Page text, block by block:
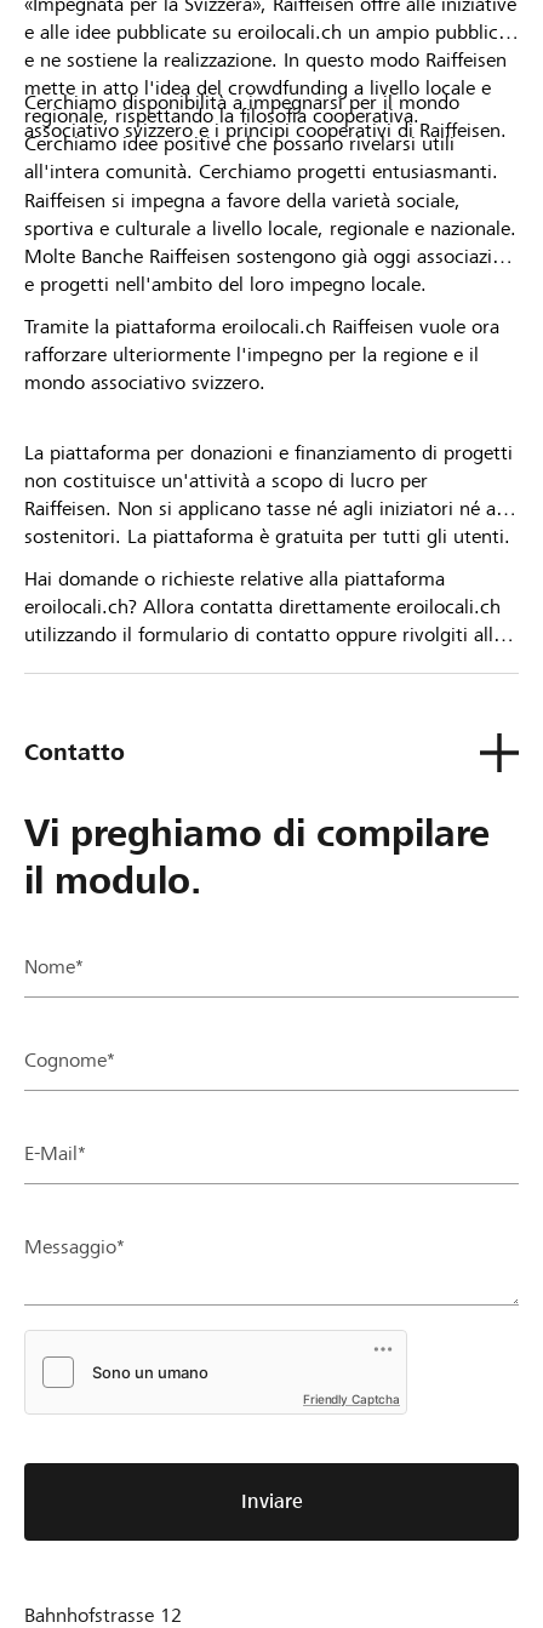
e alle idee pubblicate su eroilocali.ch un ampio pubblico
e ne sostiene la realizzazione. In questo modo Raiffeisen
mette in atto l'idea del crowdfunding a livello locale e
regionale, rispettando la filosofia cooperativa.
Cerchiamo idee positive che possano rivelarsi utili
all'intera comunità. Cerchiamo progetti entusiasmanti.
Cerchiamo disponibilità a impegnarsi per il mondo
associativo svizzero e i principi cooperativi di Raiffeisen.
Raiffeisen si impegna a favore della varietà sociale,
sportiva e culturale a livello locale, regionale e nazionale.
Molte Banche Raiffeisen sostengono già oggi associazioni
e progetti nell'ambito del loro impegno locale.
Tramite la piattaforma eroilocali.ch Raiffeisen vuole ora
rafforzare ulteriormente l'impegno per la regione e il
mondo associativo svizzero.
La piattaforma per donazioni e finanziamento di progetti
non costituisce un'attività a scopo di lucro per
Raiffeisen. Non si applicano tasse né agli iniziatori né ai
sostenitori. La piattaforma è gratuita per tutti gli utenti.
Hai domande o richieste relative alla piattaforma
eroilocali.ch? Allora contatta direttamente eroilocali.ch
utilizzando il formulario di contatto oppure rivolgiti alla
Contatto
Vi preghiamo di compilare
il modulo.
Nome*
Cognome*
E-Mail*
Messaggio*
Friendly Captcha
Inviare
Bahnhofstrasse 12